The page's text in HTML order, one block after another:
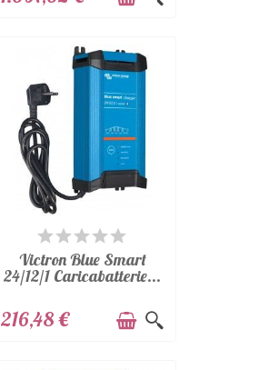
DISPONIBILE
Victron Blue Smart
24/12/1 Caricabatterie...
216,48 €